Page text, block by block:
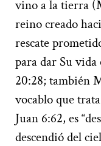
vino a la tierra
reino creado
rescate
para dar Su vida
20:28; también
vocablo que
Juan 6:62, es
descendió del